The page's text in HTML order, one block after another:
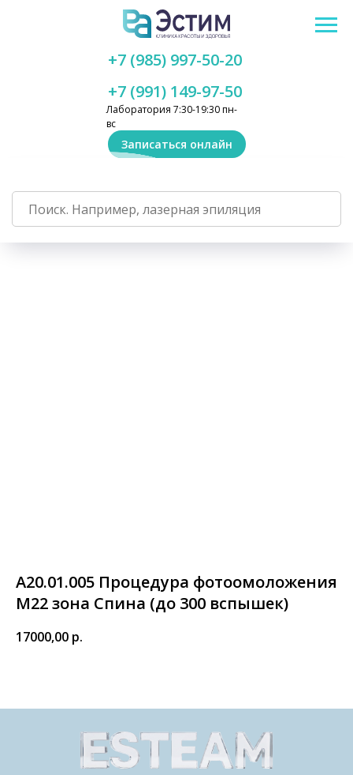
Лаборатория 7:30-19:30 пн-
вс
+7 (991) 149-97-50
+7 (985) 997-50-20
Записаться онлайн
А20.01.005 Процедура фотоомоложения
М22 зона Спина (до 300 вспышек)
17000,00 р.